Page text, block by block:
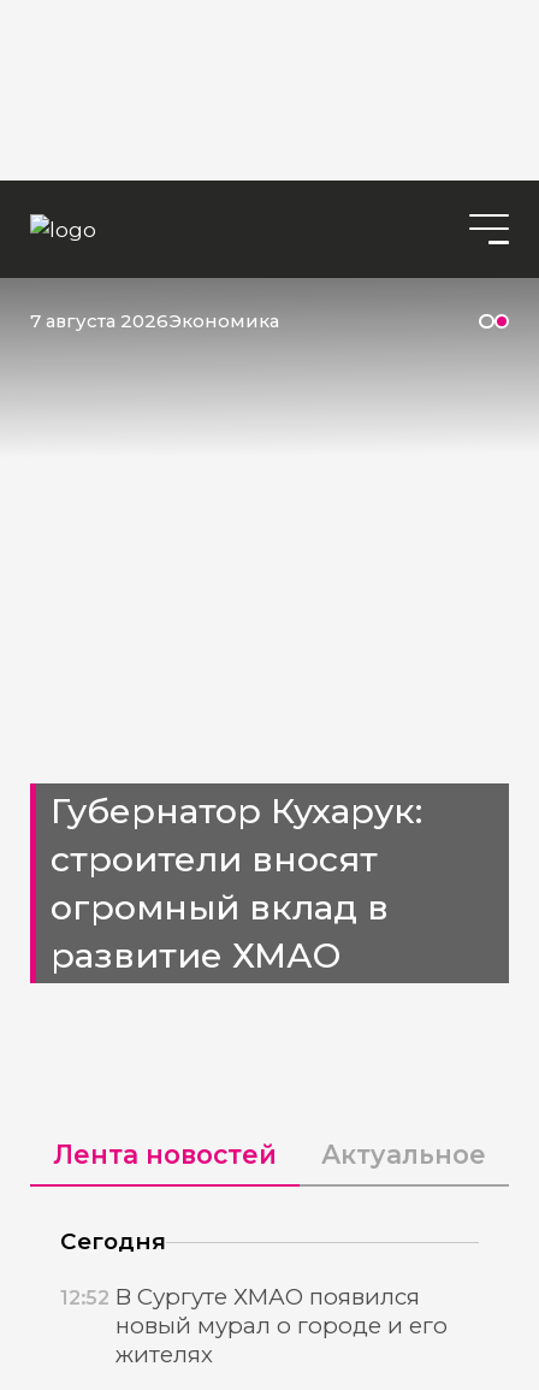
7 августа 2026Экономика
Губернатор Кухарук:
строители вносят
огромный вклад в
развитие ХМАО
Лента новостей Актуальное
Сегодня
12:52 В Сургуте ХМАО появился
новый мурал о городе и его
жителях